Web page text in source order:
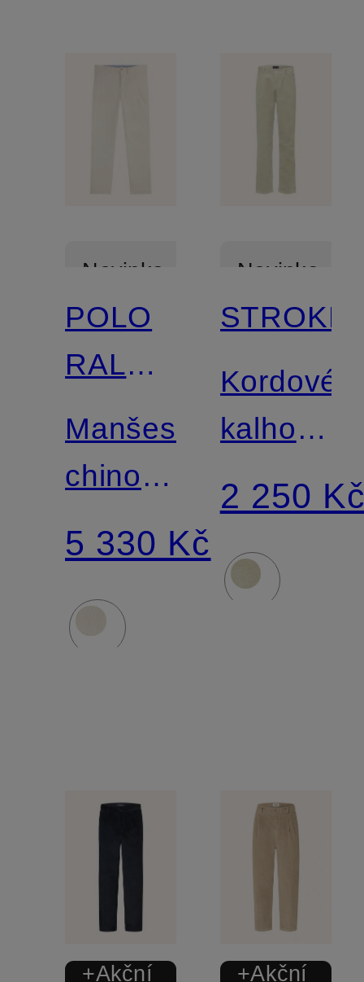
Novinka
POLO
RALPH
LAUREN
Manšestrové
chino
kalhoty
Stretch
Straight
5 330 Kč
Novinka
Kordové
kalhoty
Tapered
Fit
2 250
+Akční
+Akční